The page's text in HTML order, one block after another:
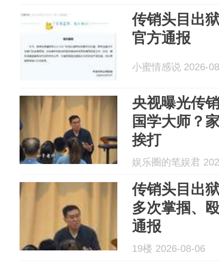
传销头目出
官方通报
小蜜情感说 2026-
央视曝光传
国学大师？
挨打
娱乐圈的笔娱君
传销头目出
多次掌掴、
通报
19楼 2026-08-06